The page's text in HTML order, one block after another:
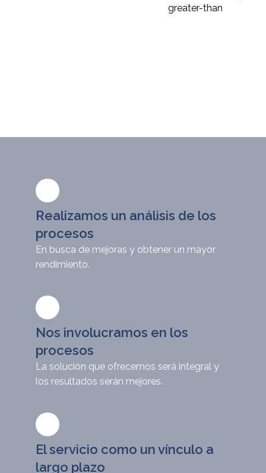
Realizamos un análisis de los
procesos
En busca de mejoras y obtener un mayor
rendimiento.
Nos involucramos en los
procesos
La solución que ofrecemos será integral y
los resultados serán mejores.
El servicio como un vínculo a
largo plazo